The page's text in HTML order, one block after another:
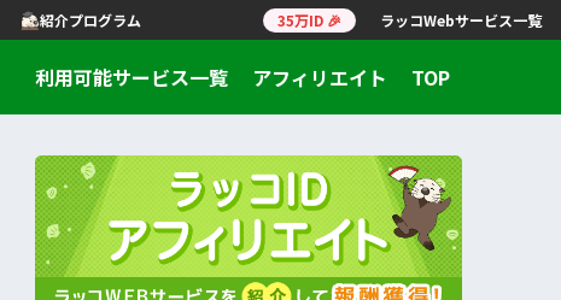
紹介プログラム 35万ID 🎉 ラッコWebサービス一覧
利用可能サービス一覧 アフィリエイト TOP